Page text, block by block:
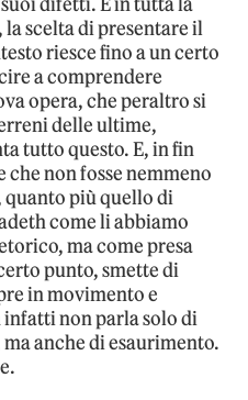
la scelta di presentare il
riesce fino a un certo
a comprendere
opera, che peraltro si
delle ultime,
tutto questo. E, in fin
che non fosse nemmeno
quanto più quello di
come li abbiamo
ma come presa
punto, smette di
in movimento e
non parla solo di
anche di esaurimento.